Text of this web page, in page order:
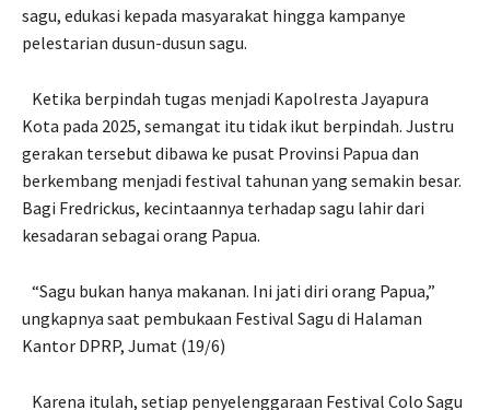
sagu, edukasi kepada masyarakat hingga kampanye
pelestarian dusun-dusun sagu.
Ketika berpindah tugas menjadi Kapolresta Jayapura
Kota pada 2025, semangat itu tidak ikut berpindah. Justru
gerakan tersebut dibawa ke pusat Provinsi Papua dan
berkembang menjadi festival tahunan yang semakin besar.
Bagi Fredrickus, kecintaannya terhadap sagu lahir dari
kesadaran sebagai orang Papua.
“Sagu bukan hanya makanan. Ini jati diri orang Papua,”
ungkapnya saat pembukaan Festival Sagu di Halaman
Kantor DPRP, Jumat (19/6)
Karena itulah, setiap penyelenggaraan Festival Colo Sagu